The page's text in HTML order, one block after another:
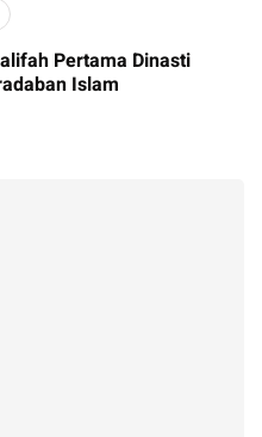
Pertama Dinasti
Islam